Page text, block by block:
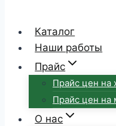
Каталог
Наши работы
Прайс
Прайс цен на
Прайс цен на
О нас